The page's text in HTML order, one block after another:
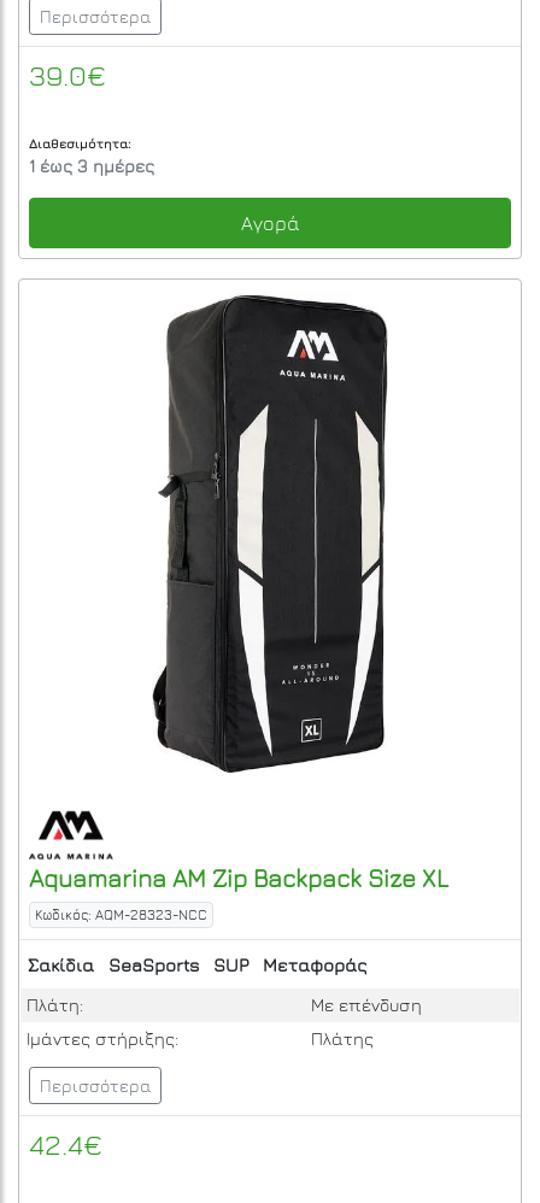
Περισσότερα
39.0€
Διαθεσιμότητα:
1 έως 3 ημέρες
Αγορά
Aquamarina AM Zip Backpack Size XL
Κωδικός: AQM-28323-NCC
Σακίδια SeaSports SUP
Μεταφοράς
Πλάτη:
Με επένδυση
Ιμάντες στήριξης:
Πλάτης
Περισσότερα
42.4€